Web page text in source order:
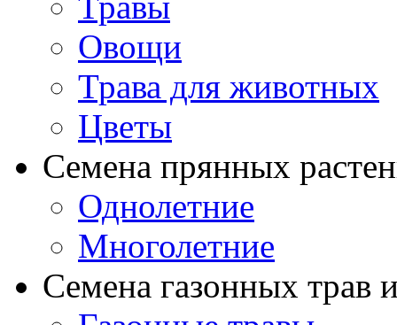
Овощи
Трава для животных
Цветы
Семена прянных
Однолетние
Многолетние
Семена газонных трав